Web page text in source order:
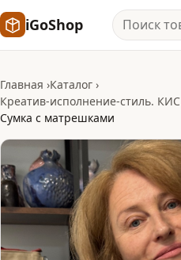
iGoShop
Главная Каталог
Креатив-исполнение-стиль.
Сумка с матрешками